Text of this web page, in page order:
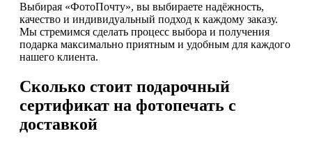
Выбирая «ФотоПочту», вы выбираете надёжность,
качество и индивидуальный подход к каждому заказу.
Мы стремимся сделать процесс выбора и получения
подарка максимально приятным и удобным для каждого
нашего клиента.
Сколько стоит подарочный
сертификат на фотопечать с
доставкой